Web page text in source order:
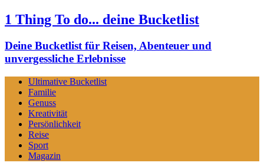
1 Thing To do... deine Bucketlist
Deine Bucketlist für Reisen, Abenteuer und
unvergessliche Erlebnisse
Ultimative Bucketlist
Familie
Genuss
Kreativität
Persönlichkeit
Reise
Sport
Magazin